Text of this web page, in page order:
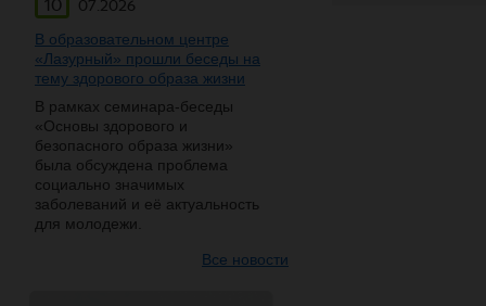
10
07.2026
В образовательном центре
«Лазурный» прошли беседы на
тему здорового образа жизни
В рамках семинара-беседы
«Основы здорового и
безопасного образа жизни»
была обсуждена проблема
социально значимых
заболеваний и её актуальность
для молодежи.
Все новости